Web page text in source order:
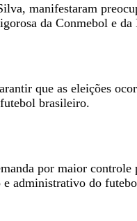
manifestaram
da Conmebol e da
que as eleições
brasileiro.
por maior
e administrativo do